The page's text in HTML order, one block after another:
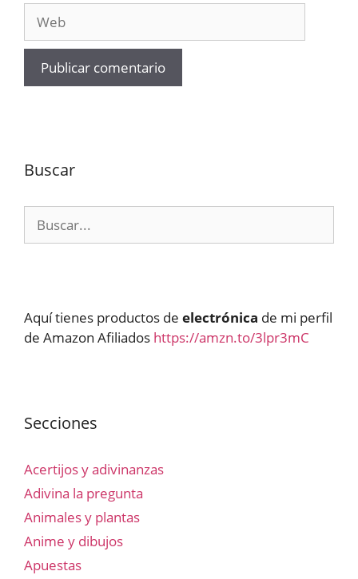
Buscar
Aquí tienes productos de electrónica de mi perfil
de Amazon Afiliados https://amzn.to/3lpr3mC
Secciones
Acertijos y adivinanzas
Adivina la pregunta
Animales y plantas
Anime y dibujos
Apuestas